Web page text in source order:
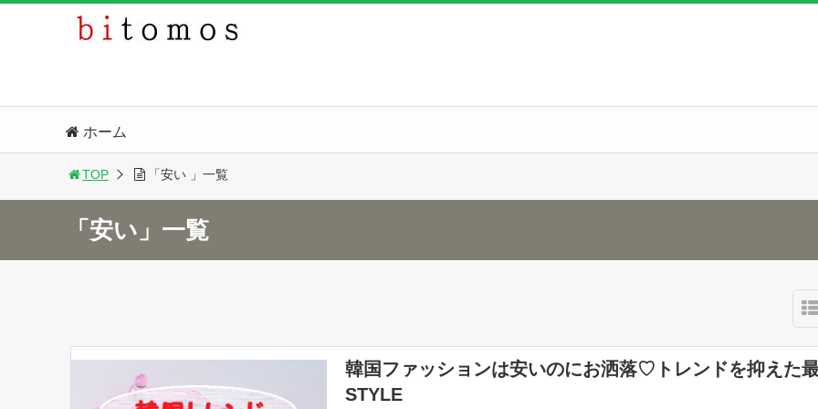
ホーム
TOP 「安い 」一覧
「安い」一覧
韓国ファッションは安いのにお洒落♡トレンドを抑えた
STYLE